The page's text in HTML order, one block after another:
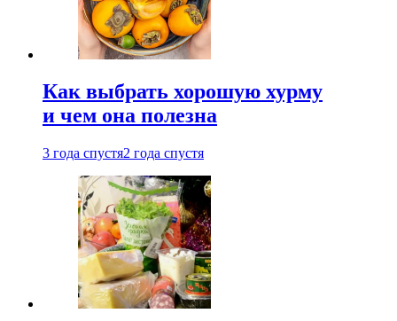
Как выбрать хорошую хурму
и чем она полезна
3 года спустя2 года спустя